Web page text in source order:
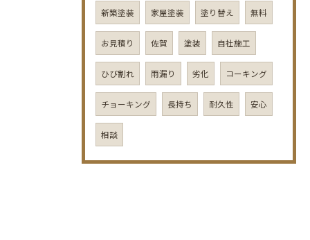
新築塗装 家屋塗装 塗り替え 無料
お見積り 佐賀 塗装 自社施工
ひび割れ 雨漏り 劣化 コーキング
チョーキング 長持ち 耐久性 安心
相談